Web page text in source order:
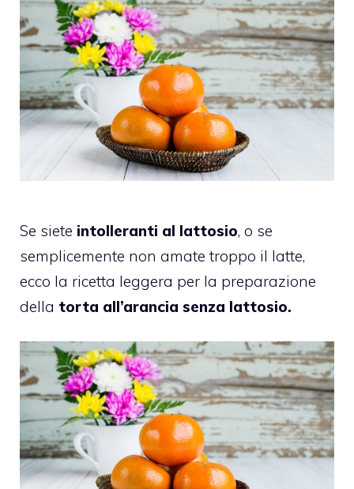
Se siete intolleranti al lattosio, o se
semplicemente non amate troppo il latte,
ecco la ricetta leggera per la preparazione
della torta all’arancia senza lattosio.